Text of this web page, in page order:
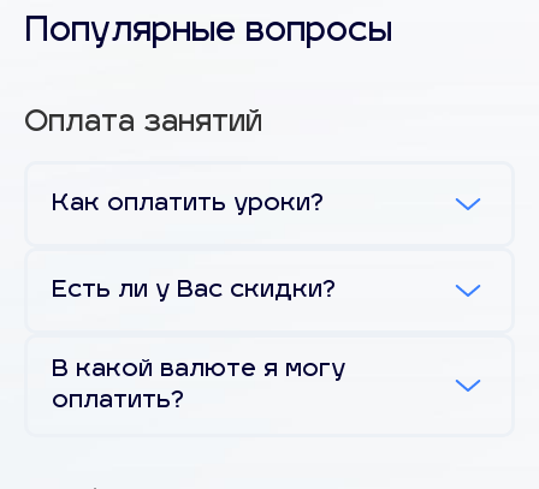
Популярные вопросы
Оплата занятий
Как оплатить уроки?
Есть ли у Вас скидки?
В какой валюте я могу
оплатить?